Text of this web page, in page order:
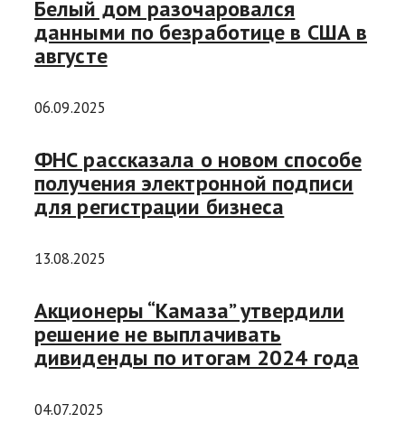
Белый дом разочаровался
данными по безработице в США в
августе
06.09.2025
ФНС рассказала о новом способе
получения электронной подписи
для регистрации бизнеса
13.08.2025
Акционеры “Камаза” утвердили
решение не выплачивать
дивиденды по итогам 2024 года
04.07.2025